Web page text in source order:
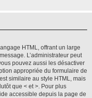
HTML, offrant un large
L’administrateur peut
pouvez aussi les désactiver
appropriée du formulaire de
similaire au style HTML, mais
que < et >. Pour plus
accessible depuis la page de